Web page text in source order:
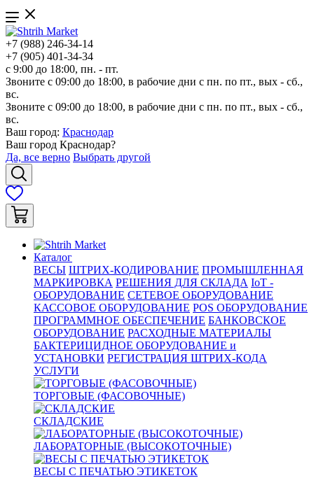
+7 (988) 246-34-14
+7 (905) 401-34-34
с 9:00 до 18:00, пн. - пт.
Звоните с 09:00 до 18:00, в рабочие дни с пн. по пт., вых - сб.,
вс.
Звоните с 09:00 до 18:00, в рабочие дни с пн. по пт., вых - сб.,
вс.
Ваш город: Краснодар
Ваш город Краснодар?
Да, все верно Выбрать другой
Каталог
ВЕСЫ ШТРИХ-КОДИРОВАНИЕ ПРОМЫШЛЕННАЯ
МАРКИРОВКА РЕШЕНИЯ ДЛЯ СКЛАДА IoT -
ОБОРУДОВАНИЕ СЕТЕВОЕ ОБОРУДОВАНИЕ
КАССОВОЕ ОБОРУДОВАНИЕ POS ОБОРУДОВАНИЕ
ПРОГРАММНОЕ ОБЕСПЕЧЕНИЕ БАНКОВСКОЕ
ОБОРУДОВАНИЕ РАСХОДНЫЕ МАТЕРИАЛЫ
БАКТЕРИЦИДНОЕ ОБОРУДОВАНИЕ и
УСТАНОВКИ РЕГИСТРАЦИЯ ШТРИХ-КОДА
УСЛУГИ
ТОРГОВЫЕ (ФАСОВОЧНЫЕ)
СКЛАДСКИЕ
ЛАБОРАТОРНЫЕ (ВЫСОКОТОЧНЫЕ)
ВЕСЫ С ПЕЧАТЬЮ ЭТИКЕТОК